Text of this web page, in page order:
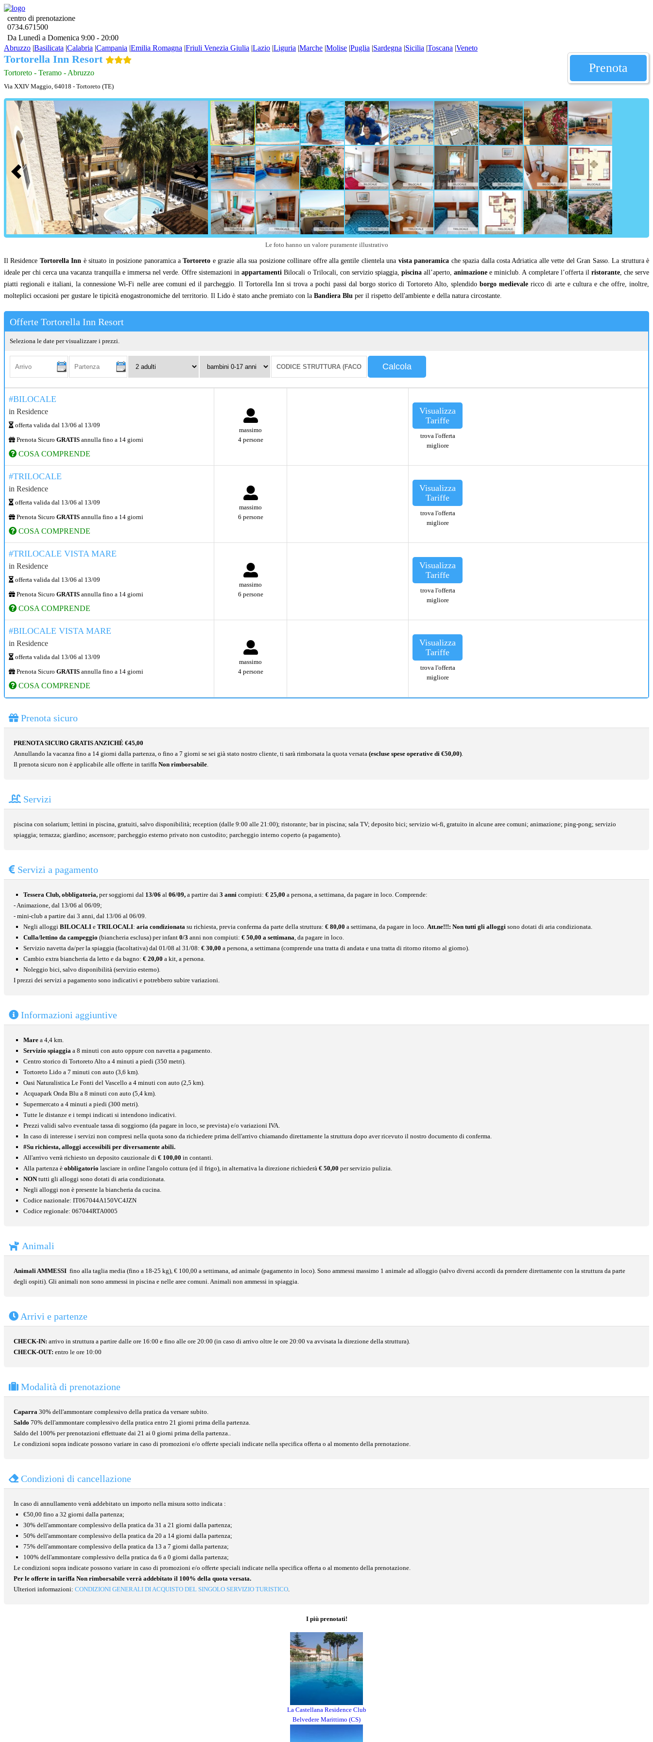
centro di prenotazione
0734.671500
Da Lunedì a Domenica 9:00 - 20:00
Abruzzo |Basilicata |Calabria |Campania |Emilia Romagna |Friuli Venezia Giulia |Lazio |Liguria |Marche |Molise |Puglia |Sardegna |Sicilia |Toscana |Veneto
Tortorella Inn Resort
Tortoreto - Teramo - Abruzzo
Via XXIV Maggio, 64018 - Tortoreto (TE)
Prenota
Le foto hanno un valore puramente illustrativo
Il Residence Tortorella Inn è situato in posizione panoramica a Tortoreto e grazie alla sua posizione collinare offre alla gentile clientela una vista panoramica che spazia dalla costa Adriatica alle vette del Gran Sasso. La struttura è
ideale per chi cerca una vacanza tranquilla e immersa nel verde. Offre sistemazioni inappartamenti Bilocali o Trilocali, con servizio spiaggia, piscinaall’aperto,animazione e miniclub. A completare l’offerta il ristorante, che serve
piatti regionali e italiani, la connessione Wi-Fi nelle aree comuni ed il parcheggio. Il Tortorella Inn si trova a pochi passi dal borgo storico di Tortoreto Alto, splendidoborgo medievale ricco di arte e cultura e che offre, inoltre,
molteplici occasioni per gustare le tipicità enogastronomiche del territorio. Il Lido è stato anche premiato con la Bandiera Blu per il rispetto dell'ambiente e della natura circostante.
Offerte Tortorella Inn Resort
Seleziona le date per visualizzare i prezzi.
17
anni:
struttura:
Calcola
#BILOCALE
in Residence
offerta valida dal 13/06 al 13/09
Prenota Sicuro GRATIS annulla fino a 14 giorni
COSA COMPRENDE
massimo
4 persone
Visualizza
Tariffe
trova l'offerta
migliore
#TRILOCALE
in Residence
offerta valida dal 13/06 al 13/09
Prenota Sicuro GRATIS annulla fino a 14 giorni
COSA COMPRENDE
massimo
6 persone
Visualizza
Tariffe
trova l'offerta
migliore
#TRILOCALE VISTA MARE
in Residence
offerta valida dal 13/06 al 13/09
Prenota Sicuro GRATIS annulla fino a 14 giorni
COSA COMPRENDE
massimo
6 persone
Visualizza
Tariffe
trova l'offerta
migliore
#BILOCALE VISTA MARE
in Residence
offerta valida dal 13/06 al 13/09
Prenota Sicuro GRATIS annulla fino a 14 giorni
COSA COMPRENDE
massimo
4 persone
Visualizza
Tariffe
trova l'offerta
migliore
Prenota sicuro
PRENOTA SICURO GRATIS ANZICHÉ €45,00
Annullando la vacanza fino a 14 giorni dalla partenza, o fino a 7 giorni se sei già stato nostro cliente, ti sarà rimborsata la quota versata (escluse spese operative di €50,00).
Il prenota sicuro non è applicabile alle offerte in tariffa Non rimborsabile.
Servizi
piscina con solarium; lettini in piscina, gratuiti, salvo disponibilità; reception (dalle 9:00 alle 21:00); ristorante; bar in piscina; sala TV; deposito bici; servizio wi-fi, gratuito in alcune aree comuni; animazione; ping-pong; servizio
spiaggia; terrazza; giardino; ascensore; parcheggio esterno privato non custodito; parcheggio interno coperto (a pagamento).
Servizi a pagamento
Tessera Club, obbligatoria, per soggiorni dal 13/06 al 06/09, a partire dai 3 anni compiuti: € 25,00 a persona, a settimana, da pagare in loco. Comprende:
- Animazione, dal 13/06 al 06/09;
- mini-club a partire dai 3 anni, dal 13/06 al 06/09.
Negli alloggi BILOCALI e TRILOCALI: aria condizionata su richiesta, previa conferma da parte della struttura: € 80,00 a settimana, da pagare in loco. Att.ne!!!: Non tutti gli alloggi sono dotati di aria condizionata.
Culla/lettino da campeggio (biancheria esclusa) per infant 0/3 anni non compiuti: € 50,00 a settimana, da pagare in loco.
Servizio navetta da/per la spiaggia (facoltativa) dal 01/08 al 31/08: € 30,00 a persona, a settimana (comprende una tratta di andata e una tratta di ritorno ritorno al giorno).
Cambio extra biancheria da letto e da bagno: € 20,00 a kit, a persona.
Noleggio bici, salvo disponibilità (servizio esterno).
I prezzi dei servizi a pagamento sono indicativi e potrebbero subire variazioni.
Informazioni aggiuntive
Mare a 4,4 km.
Servizio spiaggia a 8 minuti con auto oppure con navetta a pagamento.
Centro storico di Tortoreto Alto a 4 minuti a piedi (350 metri).
Tortoreto Lido a 7 minuti con auto (3,6 km).
Oasi Naturalistica Le Fonti del Vascello a 4 minuti con auto (2,5 km).
Acquapark Onda Blu a 8 minuti con auto (5,4 km).
Supermercato a 4 minuti a piedi (300 metri).
Tutte le distanze e i tempi indicati si intendono indicativi.
Prezzi validi salvo eventuale tassa di soggiorno (da pagare in loco, se prevista) e/o variazioni IVA.
In caso di interesse i servizi non compresi nella quota sono da richiedere prima dell'arrivo chiamando direttamente la struttura dopo aver ricevuto il nostro documento di conferma.
#Su richiesta, alloggi accessibili per diversamente abili.
All'arrivo verrà richiesto un deposito cauzionale di € 100,00 in contanti.
Alla partenza è obbligatorio lasciare in ordine l'angolo cottura (ed il frigo), in alternativa la direzione richiederà € 50,00 per servizio pulizia.
NONtutti gli alloggi sono dotati di aria condizionata.
Negli alloggi non è presente la biancheria da cucina.
Codice nazionale: IT067044A150VC4JZN
Codice regionale: 067044RTA0005
Animali
Animali AMMESSI fino alla taglia media (fino a 18-25 kg), € 100,00 a settimana, ad animale (pagamento in loco). Sono ammessi massimo 1 animale ad alloggio (salvo diversi accordi da prendere direttamente con la struttura da parte
degli ospiti). Gli animali non sono ammessi in piscina e nelle aree comuni. Animali non ammessi in spiaggia.
Arrivi e partenze
CHECK-IN: arrivo in struttura a partire dalle ore 16:00 e fino alle ore 20:00 (in caso di arrivo oltre le ore 20:00 va avvisata la direzione della struttura).
CHECK-OUT: entro le ore 10:00
Modalità di prenotazione
Caparra 30% dell'ammontare complessivo della pratica da versare subito.
Saldo 70% dell'ammontare complessivo della pratica entro 21 giorni prima della partenza.
Saldo del 100% per prenotazioni effettuate dai 21 ai 0 giorni prima della partenza..
Le condizioni sopra indicate possono variare in caso di promozioni e/o offerte speciali indicate nella specifica offerta o al momento della prenotazione.
Condizioni di cancellazione
In caso di annullamento verrà addebitato un importo nella misura sotto indicata :
€50,00 fino a 32 giorni dalla partenza;
30% dell'ammontare complessivo della pratica da 31 a 21 giorni dalla partenza;
50% dell'ammontare complessivo della pratica da 20 a 14 giorni dalla partenza;
75% dell'ammontare complessivo della pratica da 13 a 7 giorni dalla partenza;
100% dell'ammontare complessivo della pratica da 6 a 0 giorni dalla partenza;
Le condizioni sopra indicate possono variare in caso di promozioni e/o offerte speciali indicate nella specifica offerta o al momento della prenotazione.
Per le offerte in tariffa Non rimborsabile verrà addebitato il 100% della quota versata.
Ulteriori informazioni: CONDIZIONI GENERALI DI ACQUISTO DEL SINGOLO SERVIZIO TURISTICO.
I più prenotati!
La Castellana Residence Club
Belvedere Marittimo (CS)